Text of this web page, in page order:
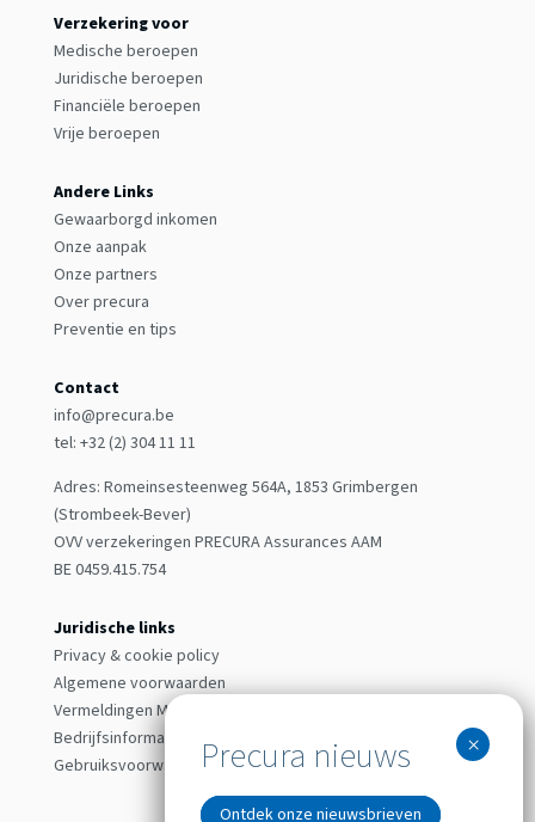
Verzekering voor
Medische beroepen
Juridische beroepen
Financiële beroepen
Vrije beroepen
Andere Links
Gewaarborgd inkomen
Onze aanpak
Onze partners
Over precura
Preventie en tips
Contact
info@precura.be
tel: +32 (2) 304 11 11
Adres: Romeinsesteenweg 564A, 1853 Grimbergen
(Strombeek-Bever)
OVV verzekeringen PRECURA Assurances AAM
BE 0459.415.754
Juridische links
Privacy & cookie policy
Algemene voorwaarden
Vermeldingen MIFID & Gedragsregels
Bedrijfsinformatie
Gebruiksvoorwaarden
Ontdek onze nieuwsbrieven